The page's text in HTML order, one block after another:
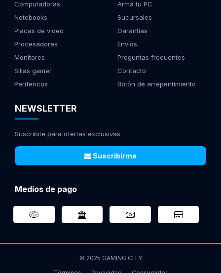
Computadoras
Notebooks
Placas de video
Procesadores
Monitores
Sillas gamer
Periféricos
Armá tu PC
Sucursales
Garantías
Envíos
Preguntas frecuentes
Contacto
Botón de arrepentimiento
NEWSLETTER
Suscribite para ofertas exclusivas
Suscribirme
Medios de pago
© 2025 GAMING CITY